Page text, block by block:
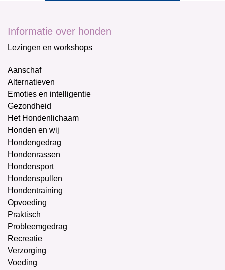
Informatie over honden
Lezingen en workshops
Aanschaf
Alternatieven
Emoties en intelligentie
Gezondheid
Het Hondenlichaam
Honden en wij
Hondengedrag
Hondenrassen
Hondensport
Hondenspullen
Hondentraining
Opvoeding
Praktisch
Probleemgedrag
Recreatie
Verzorging
Voeding